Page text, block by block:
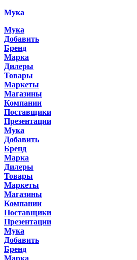
Мука
Мука
Добавить
Бренд
Марка
Дилеры
Товары
Маркеты
Магазины
Компании
Поставщики
Презентации
Мука
Добавить
Бренд
Марка
Дилеры
Товары
Маркеты
Магазины
Компании
Поставщики
Презентации
Мука
Добавить
Бренд
Марка